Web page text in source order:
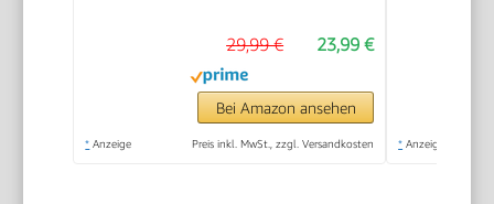
Lichtkorrektur, Plug &
Play, für Linux, Win10,
Mac OS X, YouTube,
Skype, zum Konferenz
23,99 €
29,99 €
Bei Amazon ansehen
* Anzeige Preis inkl. MwSt., zzgl. Versandkosten * Anzeige